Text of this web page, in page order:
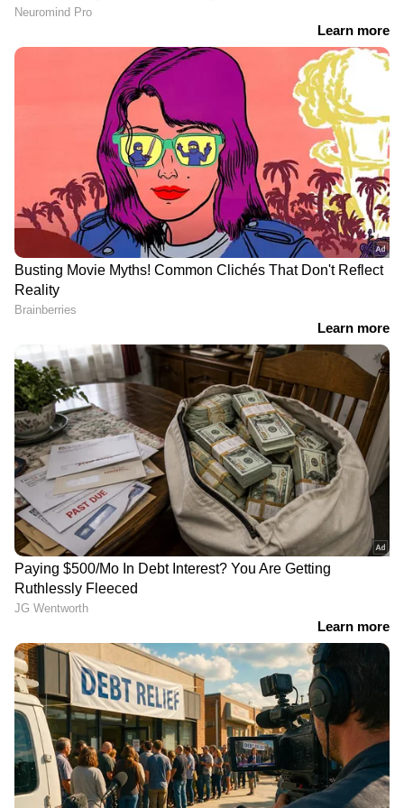
Follow Us
DOWNLOAD APP
RECOMMENDED STORIES
4 വർഷം കഴിഞ്ഞാൽ
ഡിവോഴ്സ് ആവുമെന്ന്
പറഞ്ഞ ആ ജ്യോതിഷിയെ
ഒന്ന് കാണണം;
വിവാഹവാർഷിക
ദിനത്തിൽ കുറിപ്പുമായി
മിഥുന്‍ ജയരാജ്
ചിരഞ്ജീവി- ബോബി കൊല്ലി
ചിത്രം ആരംഭിച്ചു;
നിർമ്മാണം കെവിഎൻ
പ്രൊഡക്ഷൻസ്